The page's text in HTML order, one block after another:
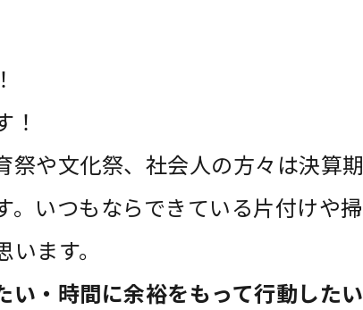
！
祭や文化祭、社会人の方々は決算期
いつもならできている片付けや掃
ます。
い・時間に余裕をもって行動したい